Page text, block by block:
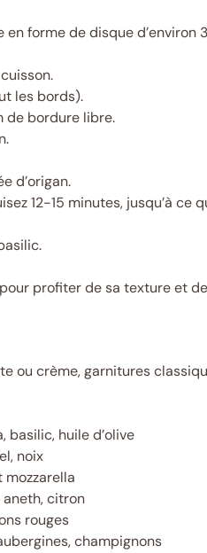
forme de disque d’environ
les bords).
de bordure libre.
d’origan.
12-15 minutes, jusqu’à ce
profiter de sa texture et
ou crème, garnitures
basilic, huile d’olive
noix
mozzarella
aneth, citron
rouges
champignons